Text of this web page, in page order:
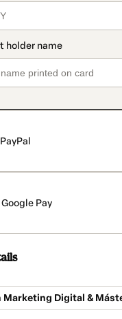
PayPal
Google Pay
Marketing Digital &